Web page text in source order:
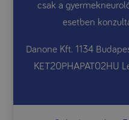
csak a
esetben
Danone Kft. 1134
KET20PHAPAT02HU